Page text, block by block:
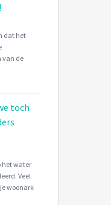
dat het
van de
toch
het water
Veel
woonark